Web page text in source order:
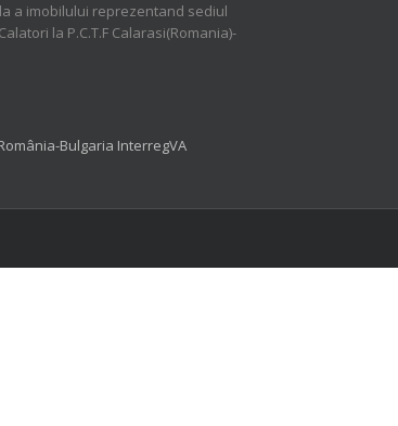
a imobilului reprezentand sediul
la P.C.T.F Calarasi(Romania)-
Bulgaria InterregVA